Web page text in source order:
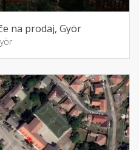
na prodaj, Györ